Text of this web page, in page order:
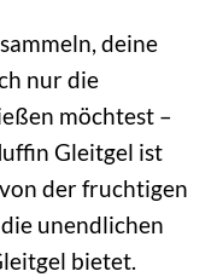
deine
nur die
möchtest –
Gleitgel ist
der fruchtigen
unendlichen
bietet.